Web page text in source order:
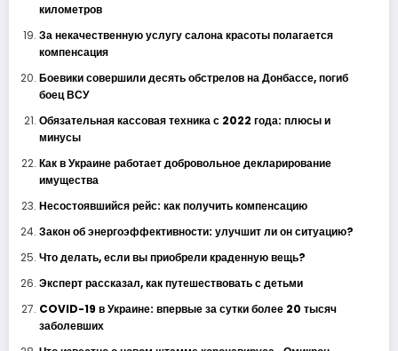
километров
За некачественную услугу салона красоты полагается
компенсация
Боевики совершили десять обстрелов на Донбассе, погиб
боец ВСУ
Обязательная кассовая техника с 2022 года: плюсы и
минусы
Как в Украине работает добровольное декларирование
имущества
Несостоявшийся рейс: как получить компенсацию
Закон об энергоэффективности: улучшит ли он ситуацию?
Что делать, если вы приобрели краденную вещь?
Эксперт рассказал, как путешествовать с детьми
COVID-19 в Украине: впервые за сутки более 20 тысяч
заболевших